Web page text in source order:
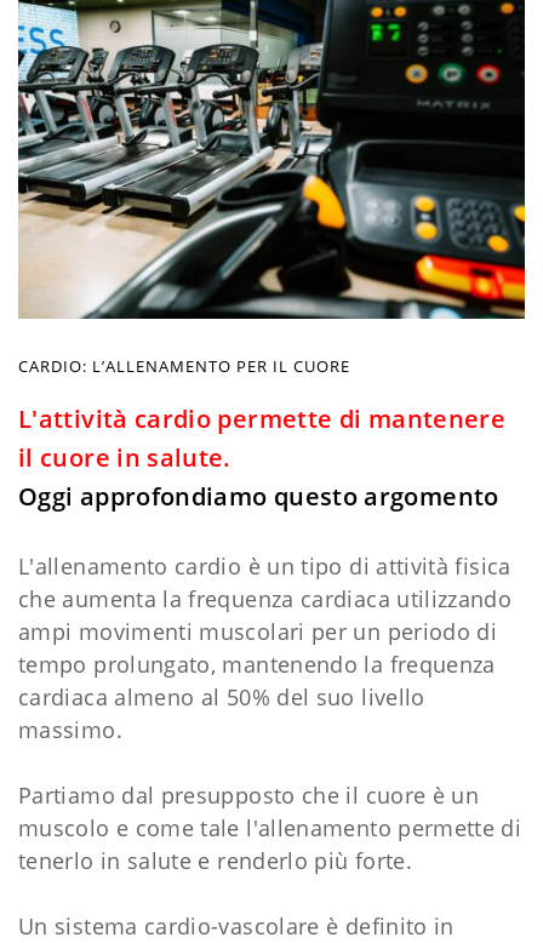
CARDIO: L’ALLENAMENTO PER IL CUORE
L'attività cardio permette di mantenere
il cuore in salute.
Oggi approfondiamo questo argomento
L'allenamento cardio è un tipo di attività fisica
che aumenta la frequenza cardiaca utilizzando
ampi movimenti muscolari per un periodo di
tempo prolungato, mantenendo la frequenza
cardiaca almeno al 50% del suo livello
massimo.
Partiamo dal presupposto che il cuore è un
muscolo e come tale l'allenamento permette di
tenerlo in salute e renderlo più forte.
Un sistema cardio-vascolare è definito in